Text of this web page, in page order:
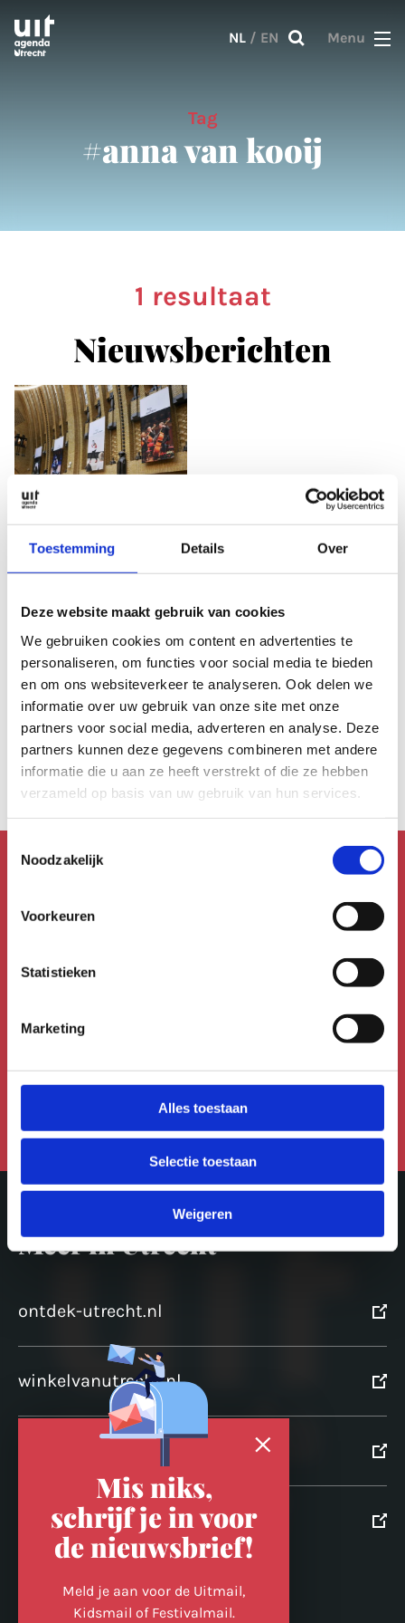
Toestemming Details Over
Deze website maakt gebruik van cookies
We gebruiken cookies om content en advertenties te
personaliseren, om functies voor social media te bieden
en om ons websiteverkeer te analyseren. Ook delen we
informatie over uw gebruik van onze site met onze
partners voor social media, adverteren en analyse. Deze
partners kunnen deze gegevens combineren met andere
informatie die u aan ze heeft verstrekt of die ze hebben
verzameld op basis van uw gebruik van hun services.
Noodzakelijk
Voorkeuren
Statistieken
Marketing
Alles toestaan
Selectie toestaan
Weigeren
Skip to main content
NL / EN Menu
Tag
#anna van kooij
1 resultaat
Nieuwsberichten
9 mei 2023
Domtoren in Goud
fotograaf Anna van
Maandag 8 mei opende
in Bibliotheek Neude de
bijzondere
fototentoonstelling De
blik
Meer in Utrecht
ontdek-utrecht.nl
winkelvanutrecht.nl
utrechtpartners.nl
Volg ons op
Mis niks,
schrijf je in voor
de nieuwsbrief!
Meld je aan voor de Uitmail,
Kidsmail of Festivalmail.